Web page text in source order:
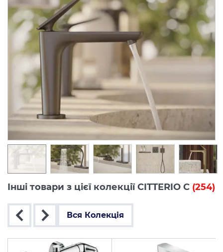
Інші товари з цієї колекції CITTERIO C (254)
Вся Колекція